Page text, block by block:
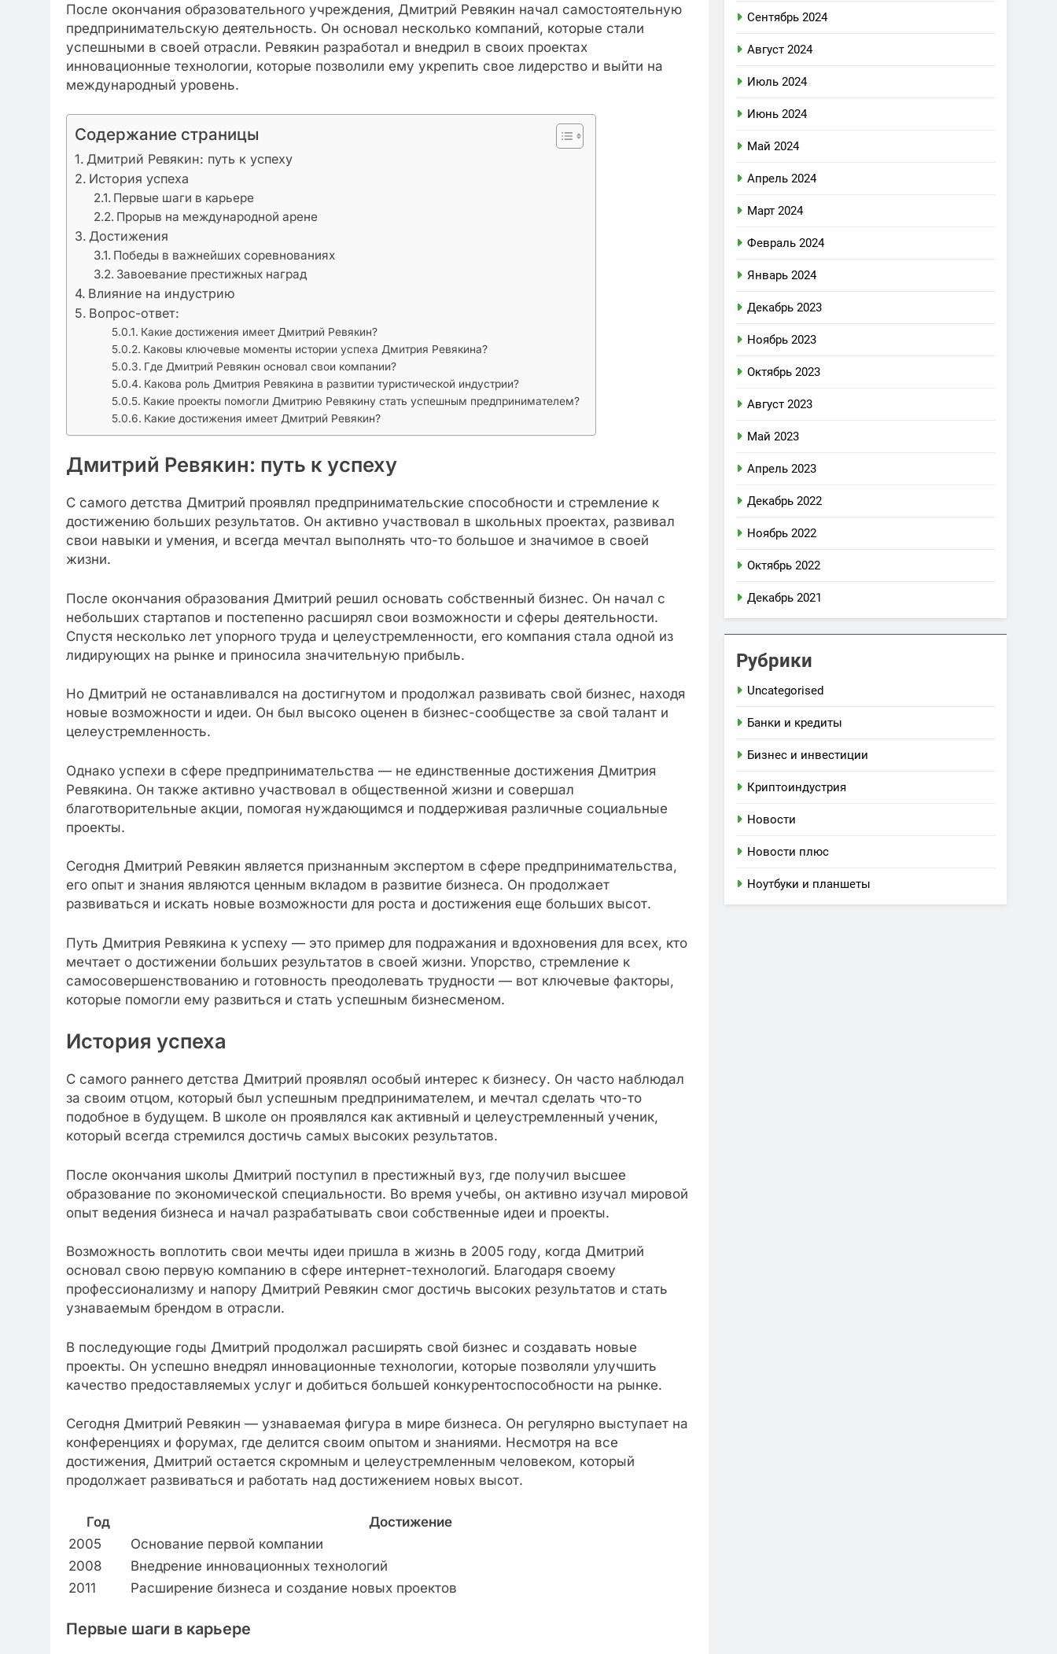
После окончания образовательного учреждения, Дмитрий Ревякин начал самостоятельную
предпринимательскую деятельность. Он основал несколько компаний, которые стали
успешными в своей отрасли. Ревякин разработал и внедрил в своих проектах
инновационные технологии, которые позволили ему укрепить свое лидерство и выйти на
международный уровень.
Содержание страницы
Дмитрий Ревякин: путь к успеху
История успеха
Первые шаги в карьере
Прорыв на международной арене
Достижения
Победы в важнейших соревнованиях
Завоевание престижных наград
Влияние на индустрию
Вопрос-ответ:
Какие достижения имеет Дмитрий Ревякин?
Каковы ключевые моменты истории успеха Дмитрия Ревякина?
Где Дмитрий Ревякин основал свои компании?
Какова роль Дмитрия Ревякина в развитии туристической индустрии?
Какие проекты помогли Дмитрию Ревякину стать успешным предпринимателем?
Какие достижения имеет Дмитрий Ревякин?
Дмитрий Ревякин: путь к успеху
С самого детства Дмитрий проявлял предпринимательские способности и стремление к
достижению больших результатов. Он активно участвовал в школьных проектах, развивал
свои навыки и умения, и всегда мечтал выполнять что-то большое и значимое в своей
жизни.
После окончания образования Дмитрий решил основать собственный бизнес. Он начал с
небольших стартапов и постепенно расширял свои возможности и сферы деятельности.
Спустя несколько лет упорного труда и целеустремленности, его компания стала одной из
лидирующих на рынке и приносила значительную прибыль.
Но Дмитрий не останавливался на достигнутом и продолжал развивать свой бизнес, находя
новые возможности и идеи. Он был высоко оценен в бизнес-сообществе за свой талант и
целеустремленность.
Однако успехи в сфере предпринимательства — не единственные достижения Дмитрия
Ревякина. Он также активно участвовал в общественной жизни и совершал
благотворительные акции, помогая нуждающимся и поддерживая различные социальные
проекты.
Сегодня Дмитрий Ревякин является признанным экспертом в сфере предпринимательства,
его опыт и знания являются ценным вкладом в развитие бизнеса. Он продолжает
развиваться и искать новые возможности для роста и достижения еще больших высот.
Путь Дмитрия Ревякина к успеху — это пример для подражания и вдохновения для всех, кто
мечтает о достижении больших результатов в своей жизни. Упорство, стремление к
самосовершенствованию и готовность преодолевать трудности — вот ключевые факторы,
которые помогли ему развиться и стать успешным бизнесменом.
История успеха
С самого раннего детства Дмитрий проявлял особый интерес к бизнесу. Он часто наблюдал
за своим отцом, который был успешным предпринимателем, и мечтал сделать что-то
подобное в будущем. В школе он проявлялся как активный и целеустремленный ученик,
который всегда стремился достичь самых высоких результатов.
После окончания школы Дмитрий поступил в престижный вуз, где получил высшее
образование по экономической специальности. Во время учебы, он активно изучал мировой
опыт ведения бизнеса и начал разрабатывать свои собственные идеи и проекты.
Возможность воплотить свои мечты идеи пришла в жизнь в 2005 году, когда Дмитрий
основал свою первую компанию в сфере интернет-технологий. Благодаря своему
профессионализму и напору Дмитрий Ревякин смог достичь высоких результатов и стать
узнаваемым брендом в отрасли.
В последующие годы Дмитрий продолжал расширять свой бизнес и создавать новые
проекты. Он успешно внедрял инновационные технологии, которые позволяли улучшить
качество предоставляемых услуг и добиться большей конкурентоспособности на рынке.
Сегодня Дмитрий Ревякин — узнаваемая фигура в мире бизнеса. Он регулярно выступает на
конференциях и форумах, где делится своим опытом и знаниями. Несмотря на все
достижения, Дмитрий остается скромным и целеустремленным человеком, который
продолжает развиваться и работать над достижением новых высот.
Год
Достижение
2005
Основание первой компании
2008
Внедрение инновационных технологий
2011
Расширение бизнеса и создание новых проектов
Первые шаги в карьере
Сентябрь 2024
Август 2024
Июль 2024
Июнь 2024
Май 2024
Апрель 2024
Март 2024
Февраль 2024
Январь 2024
Декабрь 2023
Ноябрь 2023
Октябрь 2023
Август 2023
Май 2023
Апрель 2023
Декабрь 2022
Ноябрь 2022
Октябрь 2022
Декабрь 2021
Рубрики
Uncategorised
Банки и кредиты
Бизнес и инвестиции
Криптоиндустрия
Новости
Новости плюс
Ноутбуки и планшеты